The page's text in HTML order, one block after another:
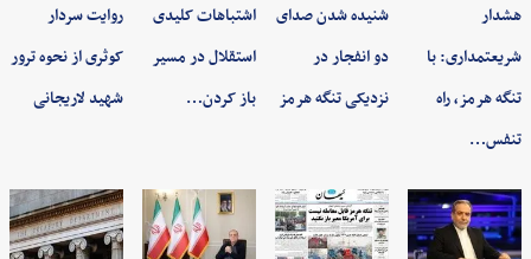
هشدار
شریعتمداری: با
تنگه هرمز، راه
تنفس…
شنیده شدن صدای
دو انفجار در
نزدیکی تنگه هرمز
اشتباهات کلیدی
استقلال در مسیر
باز کردن…
روایت سردار
کوثری از نحوه ترور
شهید لاریجانی